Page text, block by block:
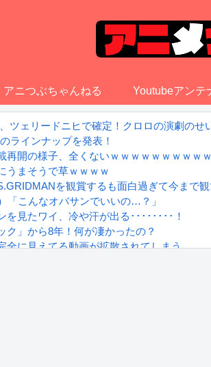
アニつぶちゃんねる Youtubeアンテ
ツェリードニヒで確定！クロロの演劇の
ラインナップを発表！
再開の様子、全くないｗｗｗｗｗｗｗｗｗ
うまそうで草ｗｗｗｗ
を観賞するも面白過ぎて今まで
「こんなオバサンでいいの…？」
を見たワイ、冷や汗が出る････････！
ク」から8年！何が凄かったの？
全に見えてる動画が拡散されてしまう…